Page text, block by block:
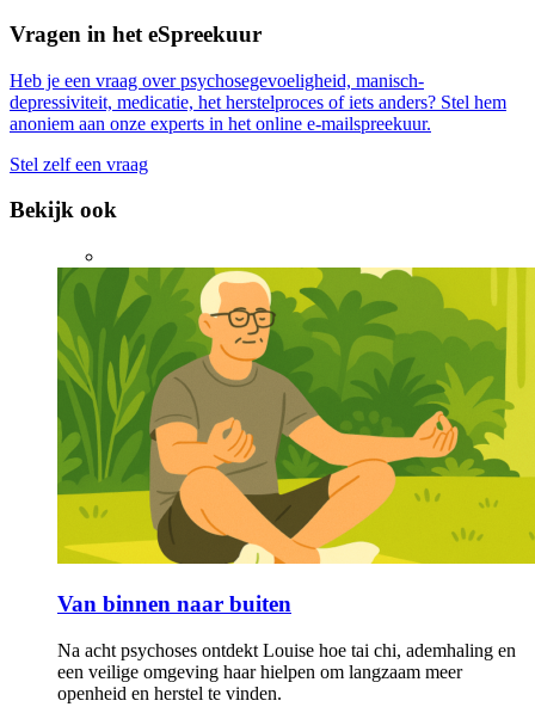
Vragen in het eSpreekuur
Heb je een vraag over psychosegevoeligheid, manisch-
depressiviteit, medicatie, het herstelproces of iets anders? Stel hem
anoniem aan onze experts in het online e-mailspreekuur.
Stel zelf een vraag
Bekijk ook
Van binnen naar buiten
Na acht psychoses ontdekt Louise hoe tai chi, ademhaling en
een veilige omgeving haar hielpen om langzaam meer
openheid en herstel te vinden.